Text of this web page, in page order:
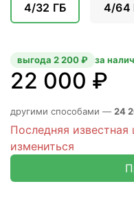
4/32 ГБ 4/64
22 000 ₽
выгода 2 200 ₽ за
другими способами — 24
Последняя
измениться